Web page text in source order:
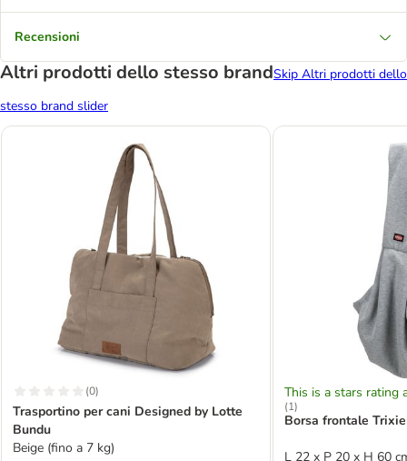
Recensioni
Altri prodotti dello stesso brandSkip Altri prodotti dello
stesso brand slider
(0)
Trasportino per cani Designed by Lotte
Bundu
Beige (fino a 7 kg)
This is a stars rating
(1)
Borsa frontale
L 22 x P 20 x H 60